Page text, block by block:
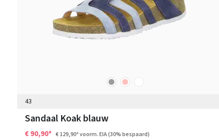
grijs roze
43
Sandaal Koak blauw
€ 90,90* € 129,90*voorm. EIA(30% bespaard)